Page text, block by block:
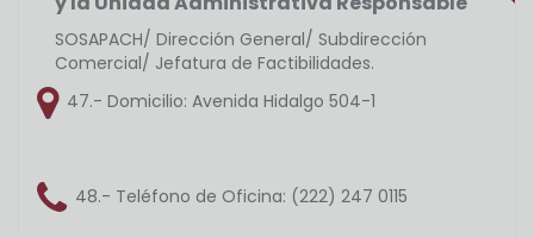
SOSAPACH/ Dirección General/ Subdirección
Comercial/ Jefatura de Factibilidades.
47.- Domicilio: Avenida Hidalgo 504-1
48.- Teléfono de Oficina: (222) 247 0115